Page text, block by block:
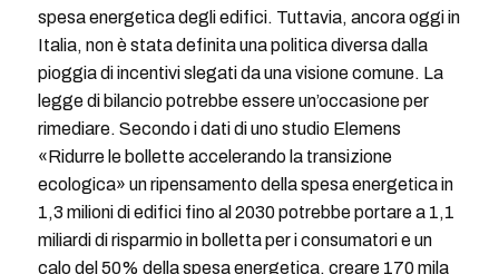
spesa energetica degli edifici. Tuttavia, ancora oggi in
Italia, non è stata definita una politica diversa dalla
pioggia di incentivi slegati da una visione comune. La
legge di bilancio potrebbe essere un’occasione per
rimediare. Secondo i dati di uno studio Elemens
«Ridurre le bollette accelerando la transizione
ecologica» un ripensamento della spesa energetica in
1,3 milioni di edifici fino al 2030 potrebbe portare a 1,1
miliardi di risparmio in bolletta per i consumatori e un
calo del 50% della spesa energetica, creare 170 mila